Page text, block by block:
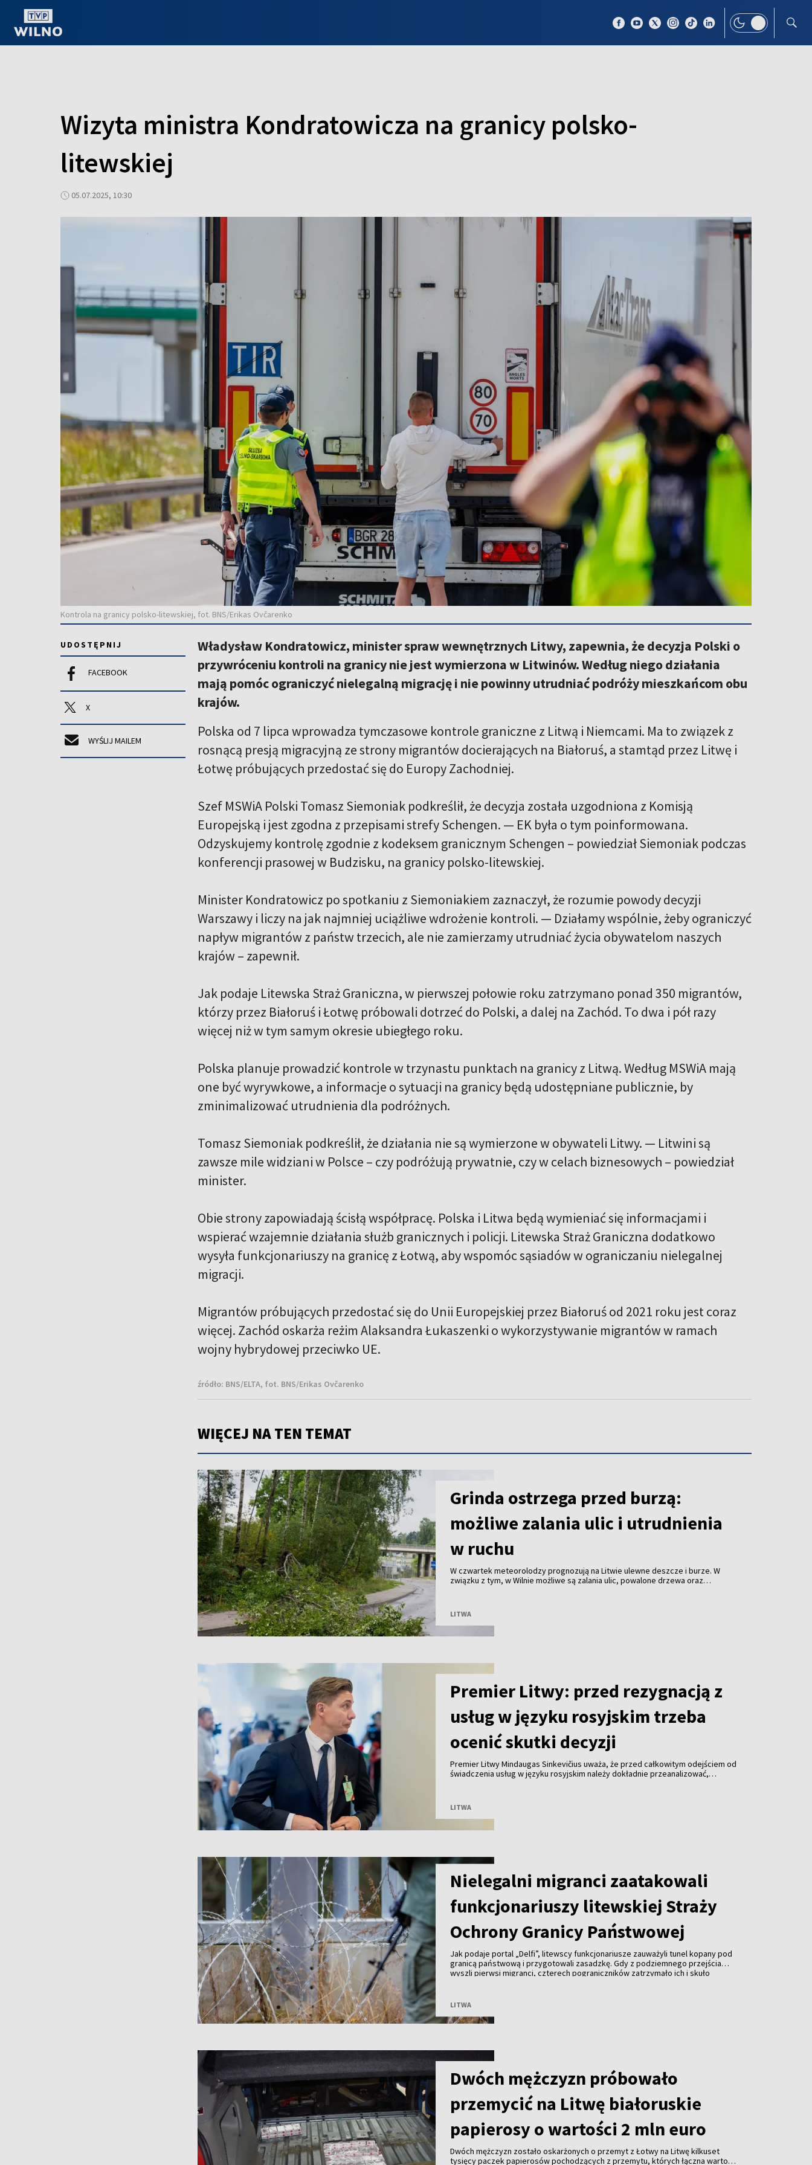
Wizyta ministra Kondratowicza na granicy polsko-
litewskiej
05.07.2025, 10:30
Kontrola na granicy polsko-litewskiej, fot. BNS/Erikas Ovčarenko
UDOSTĘPNIJ
FACEBOOK
X
WYŚLIJ MAILEM
Władysław Kondratowicz, minister spraw wewnętrznych Litwy, zapewnia, że decyzja Polski o
przywróceniu kontroli na granicy nie jest wymierzona w Litwinów. Według niego działania
mają pomóc ograniczyć nielegalną migrację i nie powinny utrudniać podróży mieszkańcom obu
krajów.
Polska od 7 lipca wprowadza tymczasowe kontrole graniczne z Litwą i Niemcami. Ma to związek z
rosnącą presją migracyjną ze strony migrantów docierających na Białoruś, a stamtąd przez Litwę i
Łotwę próbujących przedostać się do Europy Zachodniej.
Szef MSWiA Polski Tomasz Siemoniak podkreślił, że decyzja została uzgodniona z Komisją
Europejską i jest zgodna z przepisami strefy Schengen. — EK była o tym poinformowana.
Odzyskujemy kontrolę zgodnie z kodeksem granicznym Schengen – powiedział Siemoniak podczas
konferencji prasowej w Budzisku, na granicy polsko-litewskiej.
Minister Kondratowicz po spotkaniu z Siemoniakiem zaznaczył, że rozumie powody decyzji
Warszawy i liczy na jak najmniej uciążliwe wdrożenie kontroli. — Działamy wspólnie, żeby ograniczyć
napływ migrantów z państw trzecich, ale nie zamierzamy utrudniać życia obywatelom naszych
krajów – zapewnił.
Jak podaje Litewska Straż Graniczna, w pierwszej połowie roku zatrzymano ponad 350 migrantów,
którzy przez Białoruś i Łotwę próbowali dotrzeć do Polski, a dalej na Zachód. To dwa i pół razy
więcej niż w tym samym okresie ubiegłego roku.
Polska planuje prowadzić kontrole w trzynastu punktach na granicy z Litwą. Według MSWiA mają
one być wyrywkowe, a informacje o sytuacji na granicy będą udostępniane publicznie, by
zminimalizować utrudnienia dla podróżnych.
Tomasz Siemoniak podkreślił, że działania nie są wymierzone w obywateli Litwy. — Litwini są
zawsze mile widziani w Polsce – czy podróżują prywatnie, czy w celach biznesowych – powiedział
minister.
Obie strony zapowiadają ścisłą współpracę. Polska i Litwa będą wymieniać się informacjami i
wspierać wzajemnie działania służb granicznych i policji. Litewska Straż Graniczna dodatkowo
wysyła funkcjonariuszy na granicę z Łotwą, aby wspomóc sąsiadów w ograniczaniu nielegalnej
migracji.
Migrantów próbujących przedostać się do Unii Europejskiej przez Białoruś od 2021 roku jest coraz
więcej. Zachód oskarża reżim Alaksandra Łukaszenki o wykorzystywanie migrantów w ramach
wojny hybrydowej przeciwko UE.
źródło: BNS/ELTA, fot. BNS/Erikas Ovčarenko
WIĘCEJ NA TEN TEMAT
Grinda ostrzega przed burzą:
możliwe zalania ulic i utrudnienia
w ruchu
W czwartek meteorolodzy prognozują na Litwie ulewne deszcze i burze. W
związku z tym, w Wilnie możliwe są zalania ulic, powalone drzewa oraz
LITWA
Premier Litwy: przed rezygnacją z
usług w języku rosyjskim trzeba
ocenić skutki decyzji
Premier Litwy Mindaugas Sinkevičius uważa, że przed całkowitym odejściem od
świadczenia usług w języku rosyjskim należy dokładnie przeanalizować,
indywidualnie.
LITWA
Nielegalni migranci zaatakowali
funkcjonariuszy litewskiej Straży
Ochrony Granicy Państwowej
Jak podaje portal „Delfi”, litewscy funkcjonariusze zauważyli tunel kopany pod
granicą państwową i przygotowali zasadzkę. Gdy z podziemnego przejścia
wyszli pierwsi migranci, czterech pograniczników zatrzymało ich i skuło
pogranicznicy byli zmuszeni się wycofać.
LITWA
Dwóch mężczyzn próbowało
przemycić na Litwę białoruskie
papierosy o wartości 2 mln euro
Dwóch mężczyzn zostało oskarżonych o przemyt z Łotwy na Litwę kilkuset
tysięcy paczek papierosów pochodzących z przemytu, których łączna wartość